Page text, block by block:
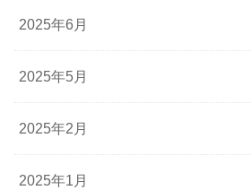
2025年6月
2025年5月
2025年2月
2025年1月